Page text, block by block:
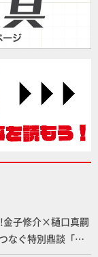
金子修介×樋口真嗣
なぐ特別鼎談「ガ